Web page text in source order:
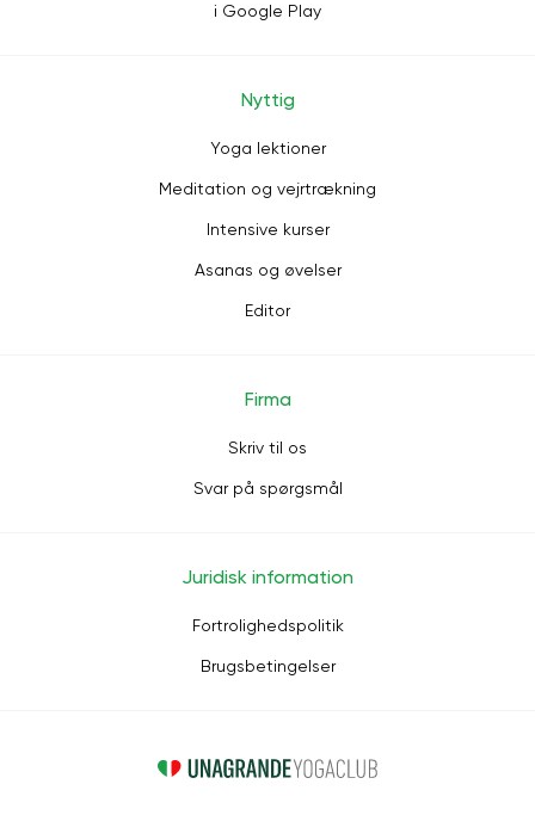
i Google Play
Nyttig
Yoga lektioner
Meditation og vejrtrækning
Intensive kurser
Asanas og øvelser
Editor
Firma
Skriv til os
Svar på spørgsmål
Juridisk information
Fortrolighedspolitik
Brugsbetingelser